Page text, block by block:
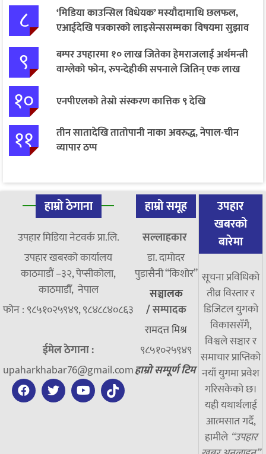
८
‘मिडिया काउन्सिल विधेयक’ मस्यौदामाथि छलफल,
एआईदेखि पत्रकारको लाइसेन्ससम्मका विषयमा सुझाव
९
बम्पर उपहारमा १० लाख जितेका हेमराजलाई अर्थमन्त्री
वाग्लेको फोन, रुपन्देहीकी सपनाले जितिन् एक लाख
१० एनपीएलको तेस्रो संस्करण कात्तिक ९ देखि
११
तीन सातादेखि तातोपानी नाका अवरुद्ध, नेपाल-चीन
व्यापार ठप्प
हाम्रो ठेगाना
उपहार मिडिया नेटवर्क प्रा.लि.
उपहार खबरको कार्यालय
काठमाडौं –३२, पेप्सीकोला,
काठमाडौँ, नेपाल
फोन : ९८५१०२५९४९, ९८४८८४०८६३
ईमेल ठेगाना :
upaharkhabar76@gmail.com
हाम्रो समूह
सल्लाहकार
डा. दामाेदर
पुडासैनी “किशाेर”
सञ्चालक
/सम्पादक
रामदत्त मिश्र
९८५१०२५९४९
हाम्रो सम्पूर्ण टिम
उपहार
खबरको
बारेमा
सूचना प्रविधिको
तीव्र विस्तार र
डिजिटल युगको
विकाससँगै,
विश्वले सञ्चार र
समाचार प्राप्तिको
नयाँ युगमा प्रवेश
गरिसकेको छ।
यही यथार्थलाई
आत्मसात गर्दै,
हामीले “उपहार